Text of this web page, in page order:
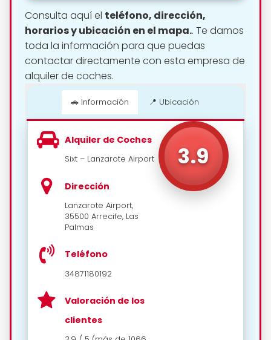
📍 Cómo llegar
Consulta aquí el teléfono, dirección,
horarios y ubicación en el mapa.. Te damos
toda la información para que puedas
contactar directamente con esta empresa de
alquiler de coches.
🚗 Información 📍 Ubicación
3.9
Alquiler de Coches
Sixt – Lanzarote Airport
Dirección
Lanzarote Airport,
35500 Arrecife, Las
Palmas
Teléfono
34871180192
Valoración de los
clientes